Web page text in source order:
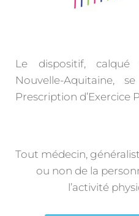
Le dispositif,
Nouvelle-Aquitaine,
Prescription d’Exercice
Tout médecin,
ou non de la
l’activité